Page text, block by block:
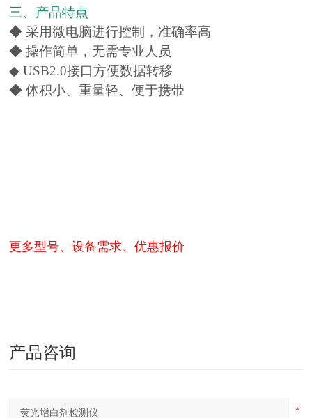
三、产品特点
◆ 采用微电脑进行控制，准确率高
◆ 操作简单，无需专业人员
◆ USB2.0接口方便数据转移
◆ 体积小、重量轻、便于携带
更多型号、设备需求、优惠报价
产品咨询